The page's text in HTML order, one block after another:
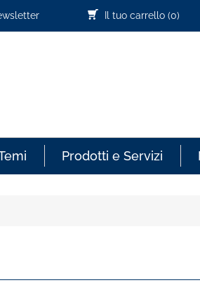
Il tuo carrello (0)
Prodotti e Servizi